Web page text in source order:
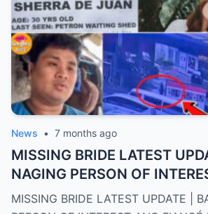
News • 7 months ago
MISSING BRIDE LATEST
NAGING PERSON OF
FIANCÉ NI SHERRA?
MISSING BRIDE LATEST UPDATE |